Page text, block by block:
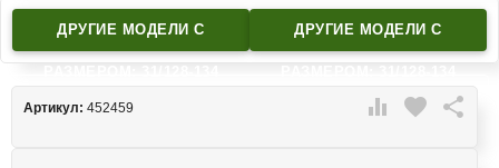
ДРУГИЕ МОДЕЛИ C ДРУГИЕ МОДЕЛИ C
 favorite 
Артикул: 452459